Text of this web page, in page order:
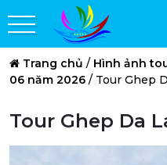
Trang chủ / Hình ảnh
06 năm 2026 / Tour Ghep
Tour Ghep Da